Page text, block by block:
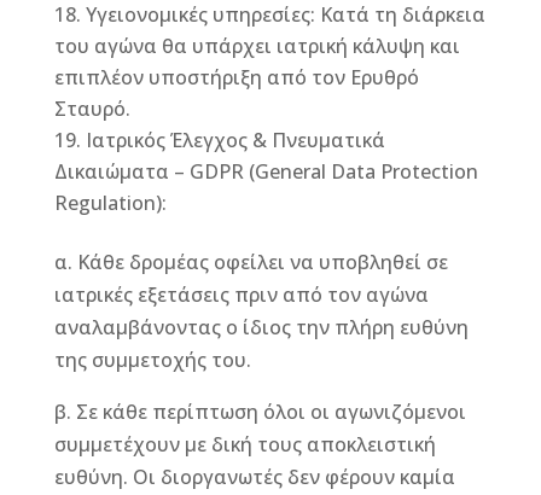
Υγειονομικές υπηρεσίες: Κατά τη διάρκεια
του αγώνα θα υπάρχει ιατρική κάλυψη και
επιπλέον υποστήριξη από τον Ερυθρό
Σταυρό.
Ιατρικός Έλεγχος & Πνευματικά
Δικαιώματα – GDPR (General Data Protection
Regulation):
α. Κάθε δρομέας οφείλει να υποβληθεί σε
ιατρικές εξετάσεις πριν από τον αγώνα
αναλαμβάνοντας ο ίδιος την πλήρη ευθύνη
της συμμετοχής του.
β. Σε κάθε περίπτωση όλοι οι αγωνιζόμενοι
συμμετέχουν με δική τους αποκλειστική
ευθύνη. Οι διοργανωτές δεν φέρουν καμία